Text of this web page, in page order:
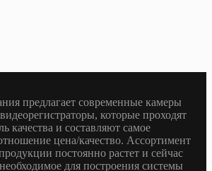
предлагает современные камеры
которые проходят
качества и составляют самое
цена/качество. Ассортимент
постоянно растет и сейчас
для построения системы